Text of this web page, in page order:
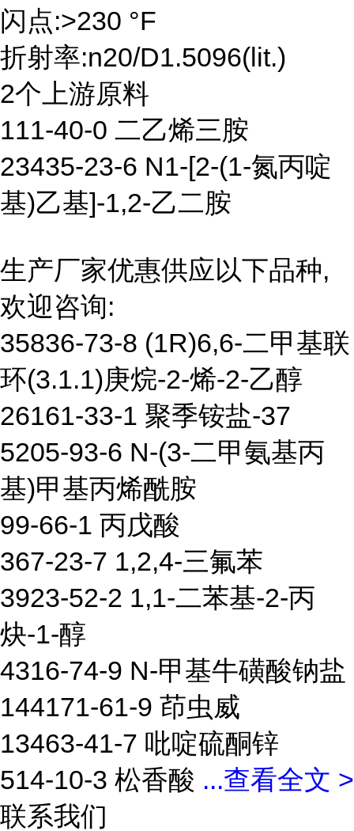
闪点:>230 °F
折射率:n20/D1.5096(lit.)
2个上游原料
111-40-0 二乙烯三胺
23435-23-6 N1-[2-(1-氮丙啶
基)乙基]-1,2-乙二胺
生产厂家优惠供应以下品种,
欢迎咨询:
35836-73-8 (1R)6,6-二甲基联
环(3.1.1)庚烷-2-烯-2-乙醇
26161-33-1 聚季铵盐-37
5205-93-6 N-(3-二甲氨基丙
基)甲基丙烯酰胺
99-66-1 丙戊酸
367-23-7 1,2,4-三氟苯
3923-52-2 1,1-二苯基-2-丙
炔-1-醇
4316-74-9 N-甲基牛磺酸钠盐
144171-61-9 茚虫威
13463-41-7 吡啶硫酮锌
514-10-3 松香酸 ...查看全文 >
联系我们